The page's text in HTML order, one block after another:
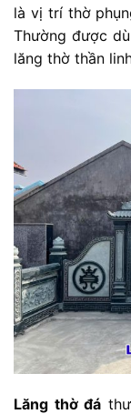
là vị trí thờ
Thường được
lăng thờ thần
Lăng thờ đá